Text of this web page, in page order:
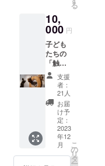
方の
み） ・
展覧会
図録へ
のお名
前掲載
（ご希
望の方
のみ）
＊ Web
ページ
へのお
名前掲
載に関
しまし
ては、
収証 ・
日彫会
支援者
証（非
売品・
展覧会
パス
（同行
者1名ま
で））
・本会
活動の
ご案内
（会報
等送
付） ・
る
10,
000 円
子ども
たちの
「触れ
るアー
ト」の
充実化
に繋げ
ます。
＜リ
ターン
ンクス
メール
支援
者：
21人
お届
け予
定：
2023
年12
月
こ
の
リ
タ
ー